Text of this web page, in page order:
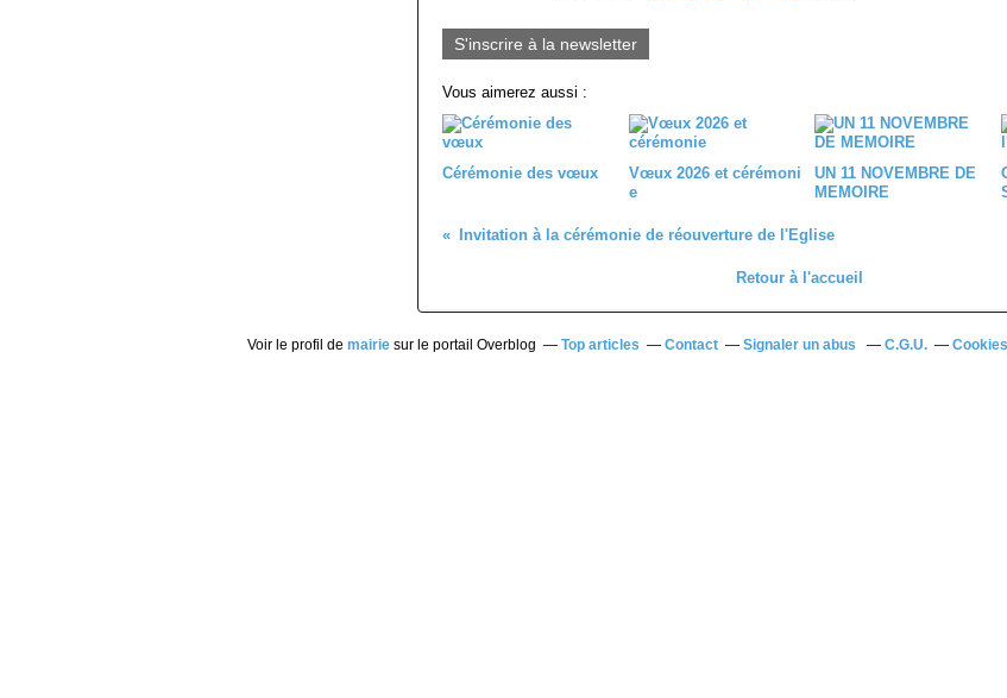
S'inscrire à la newsletter
Vous aimerez aussi :
Cérémonie des vœux
Vœux 2026 et cérémoni
e
UN 11 NOVEMBRE DE
MEMOIRE
Invitation à la cérémonie de réouverture de l'Eglise
Retour à l'accueil
Voir le profil de mairiesur le portail Overblog Top articles Contact Signaler un abus C.G.U.